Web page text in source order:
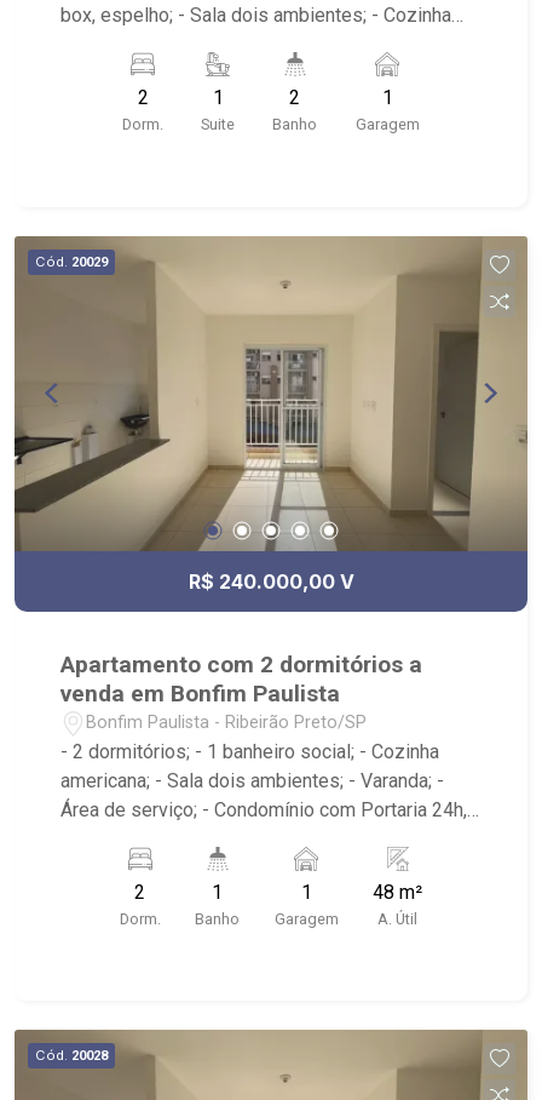
box, espelho; - Sala dois ambientes; - Cozinha
armário; - Condomínio com Quadra poliesportiva,
Playground, Piscinas adulto e infantil, Área
gourmet com churrasqueira, Salão de festas,
2
Dorm.
1
Suite
2
Banho
1
Garagem
Cód. 20029
R$ 240.000,00 V
Apartamento com 2 dormitórios a
venda em Bonfim Paulista
Bonfim Paulista - Ribeirão Preto/SP
- 2 dormitórios; - 1 banheiro social; - Cozinha
americana; - Sala dois ambientes; - Varanda; -
Área de serviço; - Condomínio com Portaria 24h,
Próximo à DaniBe FullStore, Bola na Grama
Bonfim, Baterias Batex, supermercado Gricki e
Centro de Bonfim;
2
Dorm.
1
Banho
1
Garagem
48 m²
A. Útil
Cód. 20028